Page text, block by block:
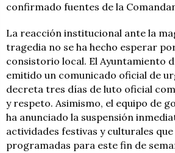
confirmado fuentes de la
La reacción institucional ante la
tragedia no se ha hecho esperar
consistorio local. El Ayuntamiento
emitido un comunicado oficial de
decreta tres días de luto oficial
y respeto. Asimismo, el equipo de
ha anunciado la suspensión
actividades festivas y culturales
programadas para este fin de